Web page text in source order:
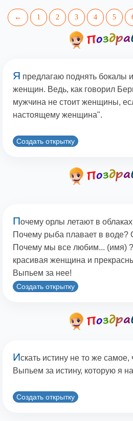
← 1 2 3 4 5
Я предлагаю поднять бокалы
женщин. Ведь, как говорил
мужчина не стоит женщины,
настоящему женщина".
Создать открытку
Почему орлы летают в
Почему рыба плавает в воде?
Почему мы все любим... (имя)
красивая женщина и
Выпьем за нее!
Создать открытку
Искать истину не то же
Выпьем за истину, которую я
Создать открытку